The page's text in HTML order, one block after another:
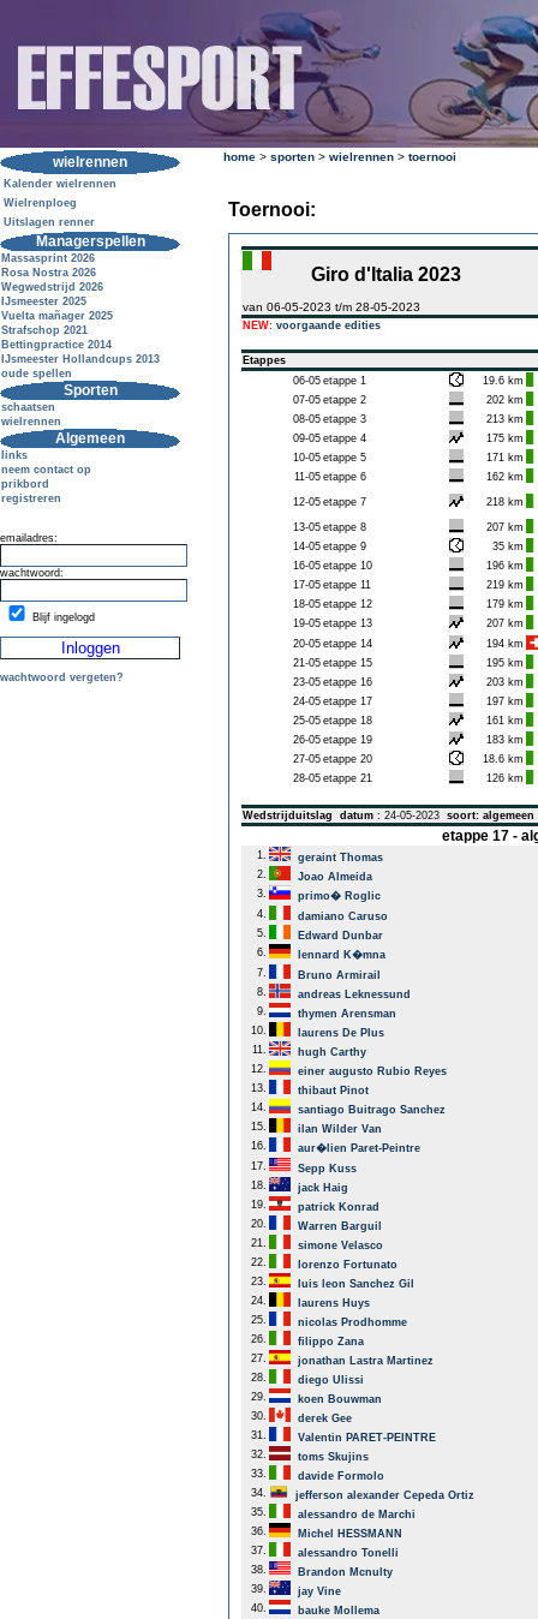
wielrennen
Kalender wielrennen
Wielrenploeg
Uitslagen renner
Managerspellen
Massasprint 2026
Rosa Nostra 2026
Wegwedstrijd 2026
IJsmeester 2025
Vuelta mañager 2025
Strafschop 2021
Bettingpractice 2014
IJsmeester Hollandcups 2013
oude spellen
Sporten
schaatsen
wielrennen
Algemeen
links
neem contact op
prikbord
registreren
emailadres:
wachtwoord:
Blijf ingelogd
wachtwoord vergeten?
home > sporten > wielrennen > toernooi
Toernooi:
Giro d'Italia 2023
van 06-05-2023 t/m 28-05-2023
NEW: voorgaande edities
Etappes
06-05 etappe 1
19.6 km
07-05 etappe 2
202 km
08-05 etappe 3
213 km
09-05 etappe 4
175 km
10-05 etappe 5
171 km
11-05 etappe 6 162 km
12-05 etappe 7 218 km
13-05 etappe 8
207 km
14-05 etappe 9
35 km
16-05 etappe 10
196 km
17-05 etappe 11
219 km
18-05 etappe 12
179 km
19-05 etappe 13
207 km
20-05 etappe 14
194 km
21-05 etappe 15
195 km
23-05 etappe 16
203 km
24-05 etappe 17
197 km
25-05 etappe 18
161 km
26-05 etappe 19
183 km
27-05 etappe 20
18.6 km
28-05 etappe 21 126 km
Wedstrijduitslag datum : 24-05-2023 soort: algemeen
etappe 17 -
1.
geraint Thomas
2.
Joao Almeida
3.
primo� Roglic
4.
damiano Caruso
5.
Edward Dunbar
6.
lennard K�mna
7.
Bruno Armirail
8.
andreas Leknessund
9.
thymen Arensman
10.
laurens De Plus
11.
hugh Carthy
12.
einer augusto Rubio Reyes
13.
thibaut Pinot
14.
santiago Buitrago Sanchez
15.
ilan Wilder Van
16.
aur�lien Paret-Peintre
17.
Sepp Kuss
18.
jack Haig
19.
patrick Konrad
20.
Warren Barguil
21.
simone Velasco
22.
lorenzo Fortunato
23.
luis leon Sanchez Gil
24.
laurens Huys
25.
nicolas Prodhomme
26.
filippo Zana
27.
jonathan Lastra Martinez
28.
diego Ulissi
29.
koen Bouwman
30.
derek Gee
31.
Valentin PARET-PEINTRE
32.
toms Skujins
33.
davide Formolo
34.
jefferson alexander Cepeda Ortiz
35.
alessandro de Marchi
36.
Michel HESSMANN
37.
alessandro Tonelli
38.
Brandon Mcnulty
39.
jay Vine
40.
bauke Mollema